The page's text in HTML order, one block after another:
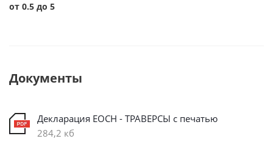
от 0.5 до 5
Документы
Декларация ЕОСН - ТРАВЕРСЫ с печатью
284,2 кб